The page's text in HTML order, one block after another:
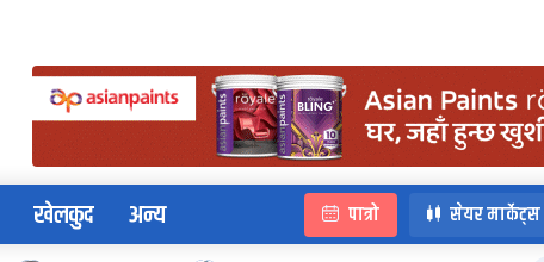
खेलकुद अन्य पात्रो सेयर मार्केट्स